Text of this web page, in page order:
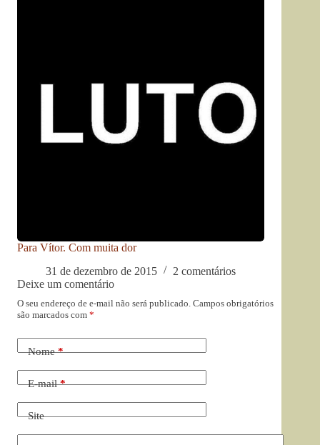
Para Vítor. Com muita dor
31 de dezembro de 2015
2 comentários
Deixe um comentário
O seu endereço de e-mail não será publicado. Campos obrigatórios
são marcados com *
Nome*
E-mail*
Site